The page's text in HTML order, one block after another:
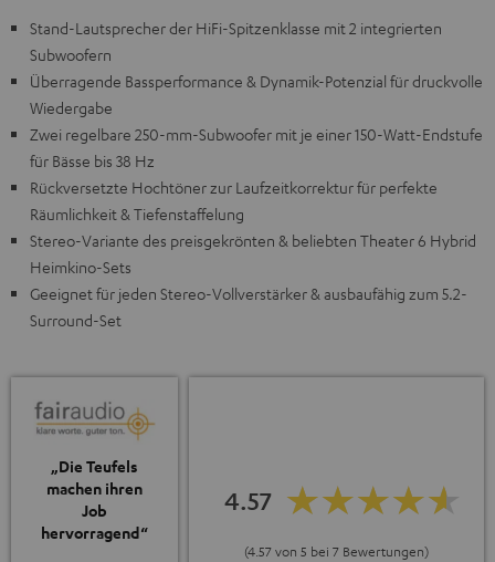
Stand-Lautsprecher der HiFi-Spitzenklasse mit 2 integrierten
Subwoofern
Überragende Bassperformance & Dynamik-Potenzial für druckvolle
Wiedergabe
Zwei regelbare 250-mm-Subwoofer mit je einer 150-Watt-Endstufe
für Bässe bis 38 Hz
Rückversetzte Hochtöner zur Laufzeitkorrektur für perfekte
Räumlichkeit & Tiefenstaffelung
Stereo-Variante des preisgekrönten & beliebten Theater 6 Hybrid
Heimkino-Sets
Geeignet für jeden Stereo-Vollverstärker & ausbaufähig zum 5.2-
Surround-Set
„Die Teufels
machen ihren
Job
hervorragend“
4.57
(4.57 von 5 bei 7 Bewertungen)